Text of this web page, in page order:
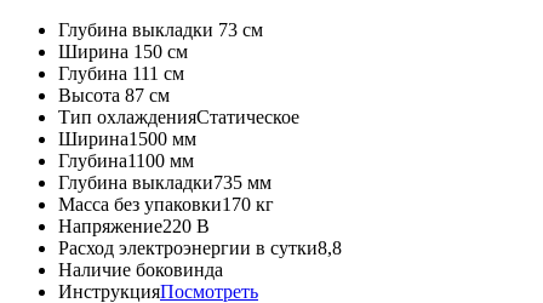
Глубина выкладки 73 см
Ширина 150 см
Глубина 111 см
Высота 87 см
Тип охлажденияСтатическое
Ширина1500 мм
Глубина1100 мм
Глубина выкладки735 мм
Масса без упаковки170 кг
Напряжение220 В
Расход электроэнергии в сутки8,8
Наличие боковинда
ИнструкцияПосмотреть